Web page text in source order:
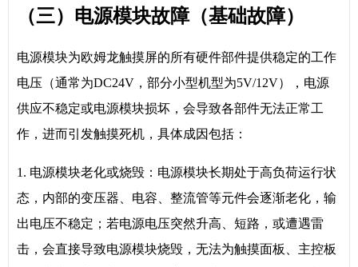
（三）电源模块故障（基础故障）
电源模块为欧姆龙触摸屏的所有硬件部件提供稳定的工作
电压（通常为DC24V，部分小型机型为5V/12V），电源
供应不稳定或电源模块损坏，会导致各部件无法正常工
作，进而引发触摸死机，具体成因包括：
1. 电源模块老化或烧毁：电源模块长期处于高负荷运行状
态，内部的变压器、电容、整流管等元件会逐渐老化，输
出电压不稳定；若电源电压突然升高、短路，或遭遇雷
击，会直接导致电源模块烧毁，无法为触摸面板、主控板